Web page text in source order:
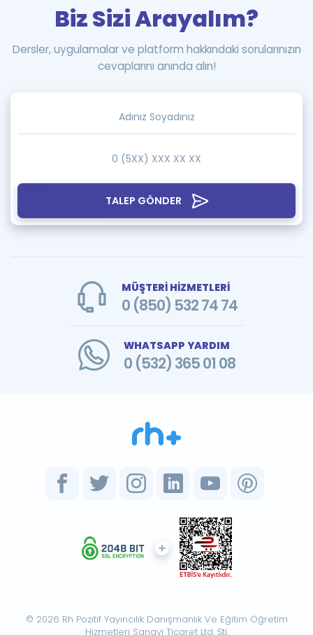
TALEP GÖNDER
Biz Sizi Arayalım?
Dersler, uygulamalar ve platform hakkındaki sorularınızın
cevaplarını anında alın!
MÜŞTERİ HİZMETLERİ
0 (850) 532 74 74
WHATSAPP YARDIM
0 (532) 365 01 08
© 2026 Rh Pozitif Yayıncılık Danışmanlık Ve Eğitim Öğretim
Hizmetleri Sanayi Ticaret Ltd. Şti.